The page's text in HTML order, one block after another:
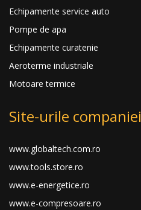
Echipamente service auto
Pompe de apa
Echipamente curatenie
Aeroterme industriale
Motoare termice
Site-urile companiei
www.globaltech.com.ro
www.tools.store.ro
www.e-energetice.ro
www.e-compresoare.ro